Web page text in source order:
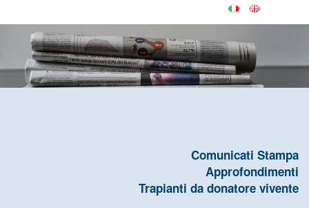
Comunicati Stampa
Approfondimenti
Trapianti da donatore vivente